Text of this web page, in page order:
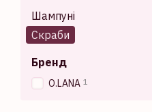
Шампуні
Скраби
Бренд
O.LANA 1